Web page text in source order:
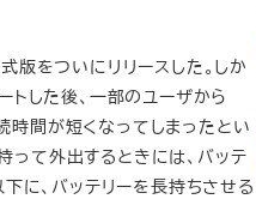
をついにリリースした。しか
した後、一部のユーザから
時間が短くなってしまったとい
て外出するときには、バッテ
に、バッテリーを長持ちさせる